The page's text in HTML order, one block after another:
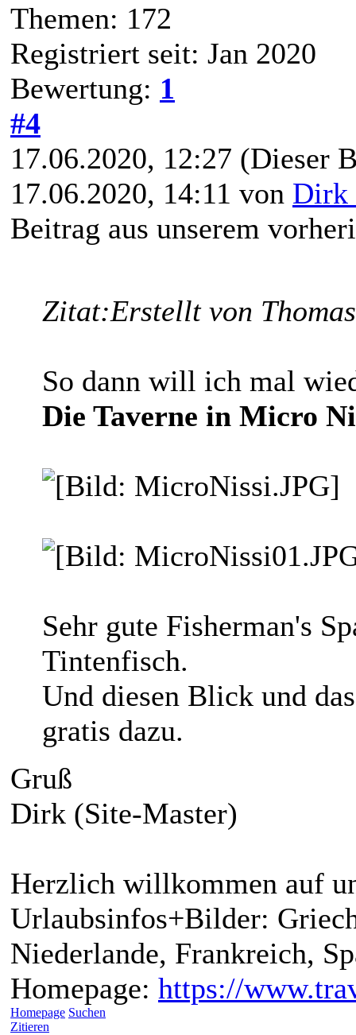
Themen: 172
Registriert seit: Jan 2020
Bewertung: 1
#4
17.06.2020, 12:27 (Dieser
17.06.2020, 14:11 von Dirk
Beitrag aus unserem
Zitat:Erstellt von Thomas
So dann will ich mal
Die Taverne in Micro
Sehr gute Fisherman's
Tintenfisch.
Und diesen Blick und
gratis dazu.
Gruß
Dirk (Site-Master)
Herzlich willkommen auf
Urlaubsinfos+Bilder:
Niederlande, Frankreich,
Homepage: https://
Homepage Suchen
Zitieren